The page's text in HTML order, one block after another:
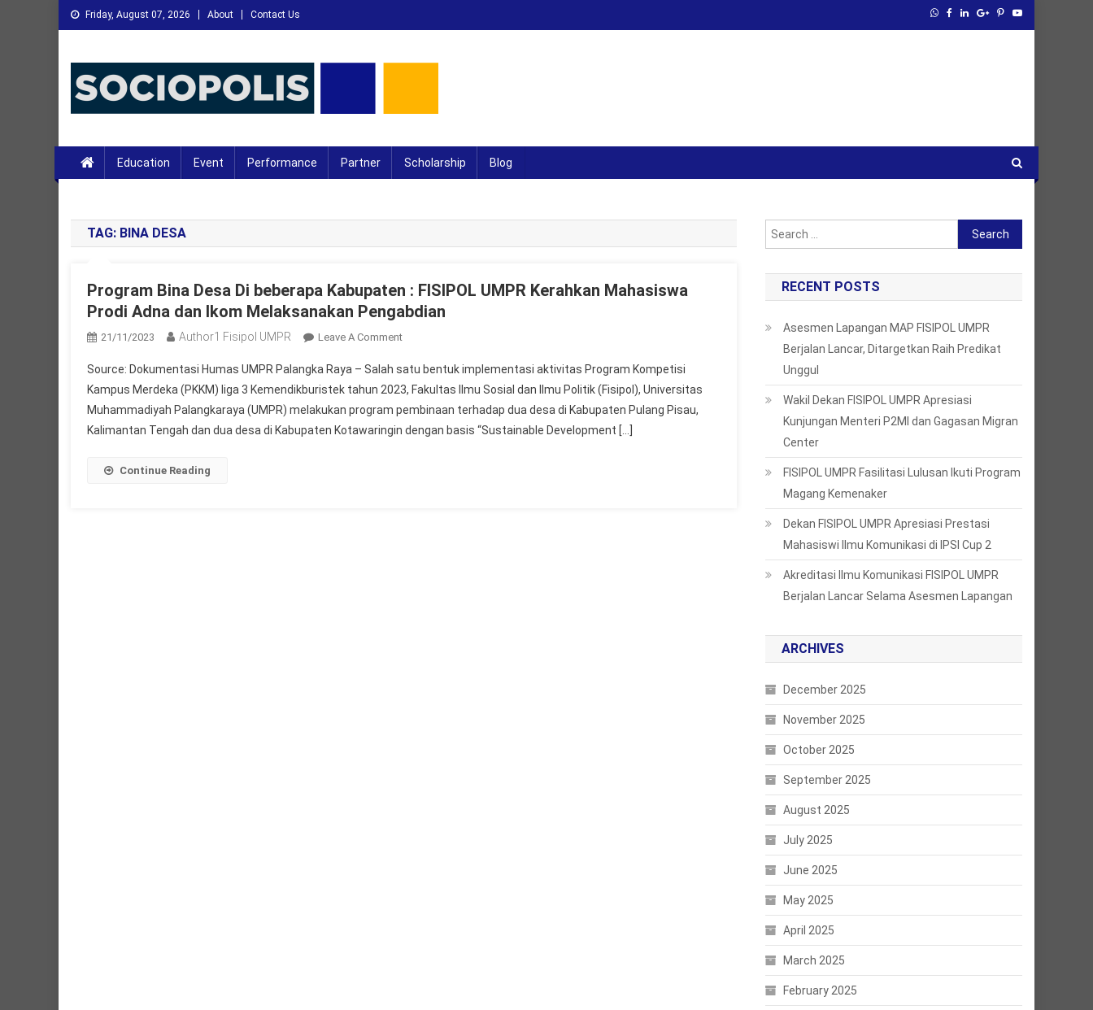
Skip
to
Friday, August 07, 2026 About Contact Us
Education Event Performance Partner Scholarship Blog
TAG: BINA DESA
Program Bina Desa Di beberapa Kabupaten : FISIPOL UMPR Kerahkan Mahasiswa
Prodi Adna dan Ikom Melaksanakan Pengabdian
21/11/2023 Author1 Fisipol UMPR Leave A CommentOn
Bina
Desa
Di
Beberapa
Source: Dokumentasi Humas UMPR Palangka Raya – Salah satu bentuk implementasi aktivitas Program Kompetisi
Kampus Merdeka (PKKM) liga 3 Kemendikburistek tahun 2023, Fakultas Ilmu Sosial dan Ilmu Politik (Fisipol), Universitas
Muhammadiyah Palangkaraya (UMPR) melakukan program pembinaan terhadap dua desa di Kabupaten Pulang Pisau,
Kalimantan Tengah dan dua desa di Kabupaten Kotawaringin dengan basis “Sustainable Development […]
Continue Reading
Search
for:
RECENT POSTS
Asesmen Lapangan MAP FISIPOL UMPR
Berjalan Lancar, Ditargetkan Raih Predikat
Unggul
Wakil Dekan FISIPOL UMPR Apresiasi
Kunjungan Menteri P2MI dan Gagasan Migran
Center
FISIPOL UMPR Fasilitasi Lulusan Ikuti Program
Magang Kemenaker
Dekan FISIPOL UMPR Apresiasi Prestasi
Mahasiswi Ilmu Komunikasi di IPSI Cup 2
Akreditasi Ilmu Komunikasi FISIPOL UMPR
Berjalan Lancar Selama Asesmen Lapangan
ARCHIVES
December 2025
November 2025
October 2025
September 2025
August 2025
July 2025
June 2025
May 2025
April 2025
March 2025
February 2025